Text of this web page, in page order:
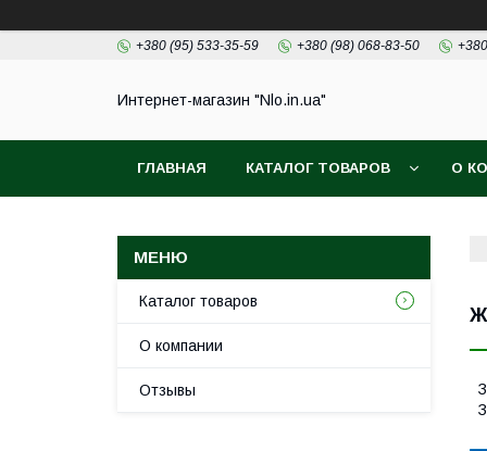
+380 (95) 533-35-59 +380 (98) 068-83-50
Интернет-магазин "Nlo.in.ua"
ГЛАВНАЯ КАТАЛОГ ТОВАРОВ О
Каталог товаров
О компании
Отзывы